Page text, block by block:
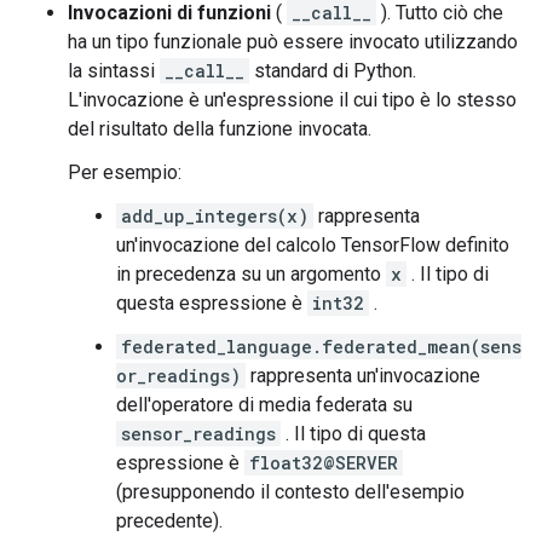
Invocazioni di funzioni ( __call__
). Tutto ciò che
ha un tipo funzionale può essere invocato utilizzando
la sintassi
__call__
standard di Python.
L'invocazione è un'espressione il cui tipo è lo stesso
del risultato della funzione invocata.
Per esempio:
add_up_integers(x) rappresenta
un'invocazione del calcolo TensorFlow definito
in precedenza su un argomento x . Il tipo di
questa espressione è int32 .
federated_language.federated_mean(sens
or_readings) rappresenta un'invocazione
dell'operatore di media federata su
sensor_readings . Il tipo di questa
espressione è float32@SERVER
(presupponendo il contesto dell'esempio
precedente).